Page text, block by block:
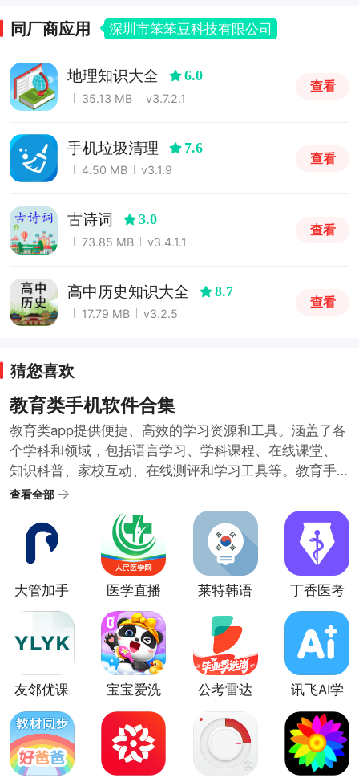
同厂商应用 深圳市笨笨豆科技有限公司
地理知识大全 6.0
35.13 MB v3.7.2.1
查看
手机垃圾清理 7.6
4.50 MB v3.1.9
查看
古诗词 3.0
73.85 MB v3.4.1.1
查看
高中历史知识大全 8.7
17.79 MB v3.2.5
查看
猜您喜欢
教育类手机软件合集
教育类app提供便捷、高效的学习资源和工具。涵盖了各
个学科和领域，包括语言学习、学科课程、在线课堂、
知识科普、家校互动、在线测评和学习工具等。教育手
机软件具有便捷性、多样性、互动性的特点，用户可以
通过教育类手机软件，随时随地学习新知识、提升自己
的能力。为了满足不同用户的学习需求和教育需求，小
编提供了教育类手机软件合集供大家挑选下载学习。
查看全部
大管加手
机版
医学直播
课堂app
莱特韩语
词
丁香医考
app
友邻优课
app
宝宝爱洗
澡官方版
公考雷达
app
讯飞AI学
客户端